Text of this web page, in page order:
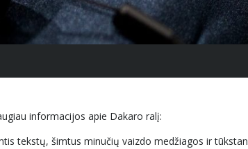
informacijos apie Dakaro ralį:
tekstų, šimtus minučių vaizdo medžiagos ir